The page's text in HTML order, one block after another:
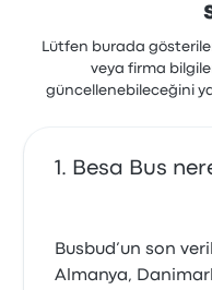
Lütfen burada
veya firma
güncellenebileceğini
Besa Bus
Busbud’un son
Almanya,